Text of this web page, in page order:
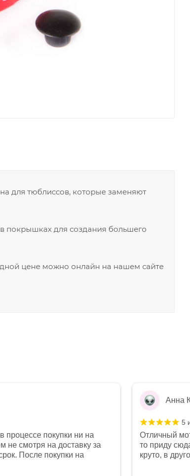
для тюблиссов, которые заменяют
покрышках для создания большего
цене можно онлайн на нашем сайте
процессе покупки ни на
не смотря на доставку за
После покупки на
представители магазина
Анна
5
Отличный
то приду
круто, в